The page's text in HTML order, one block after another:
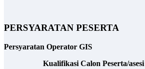
PERSYARATAN PESERTA
Persyaratan Operator GIS
Kualifikasi Calon Peserta/